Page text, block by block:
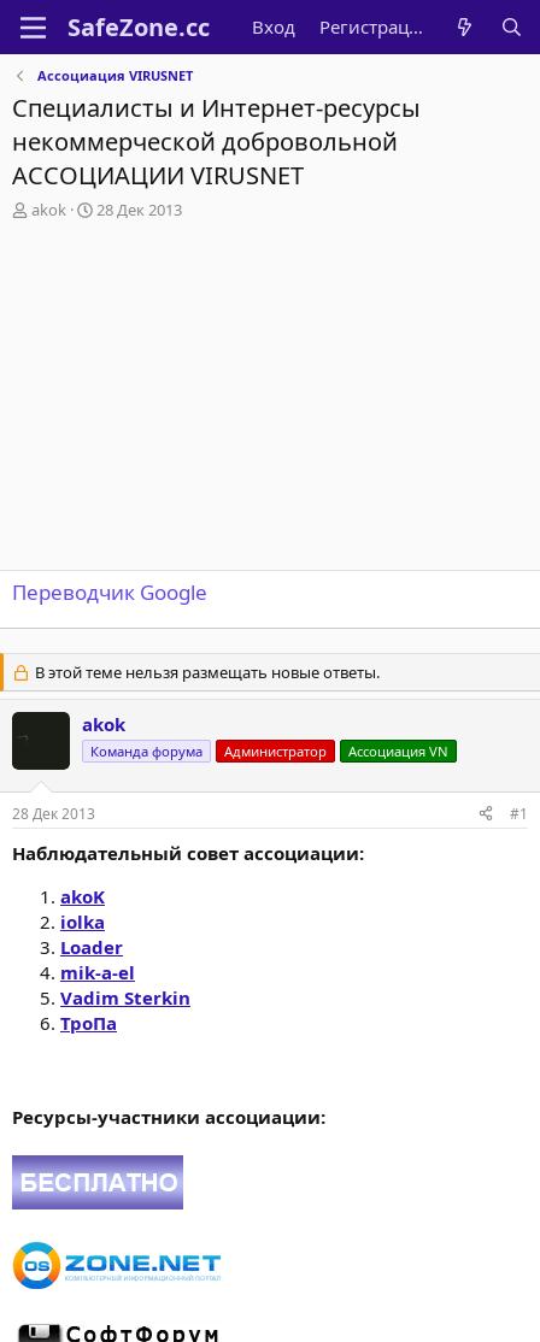
Вход Регистрация
Ассоциация VIRUSNET
Специалисты и Интернет-ресурсы
некоммерческой добровольной
АССОЦИАЦИИ VIRUSNET
А
akok
Д
28 Дек 2013
Переводчик Google
В этой теме нельзя размещать новые ответы.
akok
Команда форума Администратор Ассоциация VN
28 Дек 2013 #1
Наблюдательный совет ассоциации:
akoK
iolka
Loader
mik-a-el
Vadim Sterkin
ТроПа
Ресурсы-участники ассоциации: